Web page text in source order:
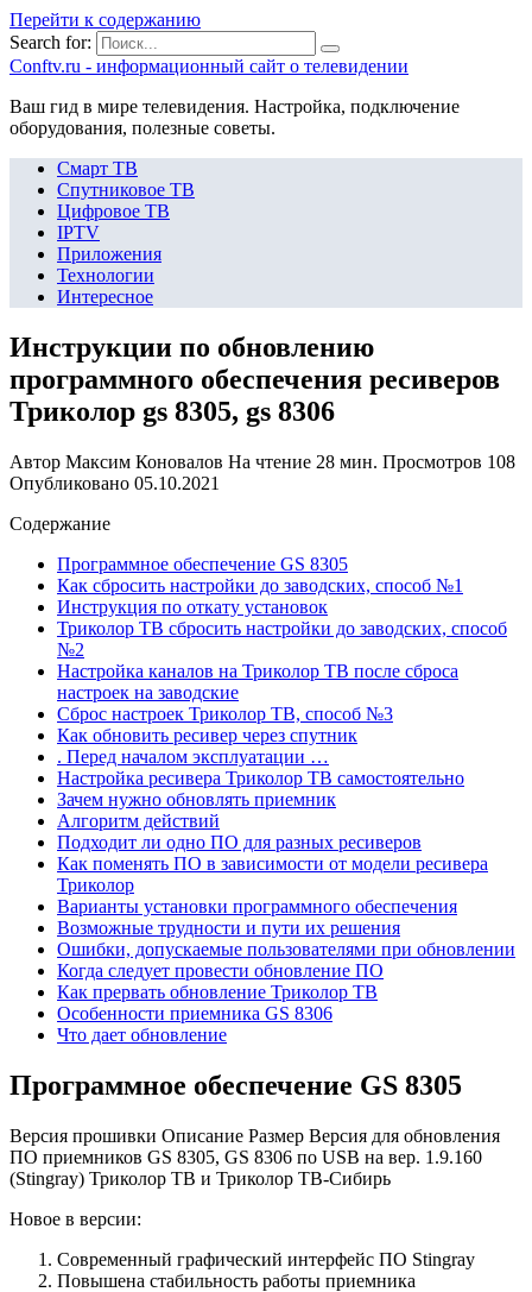
Перейти к содержанию
Search for:
Сonftv.ru - информационный сайт о телевидении
Ваш гид в мире телевидения. Настройка, подключение
оборудования, полезные советы.
Смарт ТВ
Спутниковое ТВ
Цифровое ТВ
IPTV
Приложения
Технологии
Интересное
Инструкции по обновлению
программного обеспечения ресиверов
Триколор gs 8305, gs 8306
Автор Максим Коновалов На чтение 28 мин. Просмотров 108
Опубликовано 05.10.2021
Содержание
Программное обеспечение GS 8305
Как сбросить настройки до заводских, способ №1
Инструкция по откату установок
Триколор ТВ сбросить настройки до заводских, способ
№2
Настройка каналов на Триколор ТВ после сброса
настроек на заводские
Сброс настроек Триколор ТВ, способ №3
Как обновить ресивер через спутник
. Перед началом эксплуатации …
Настройка ресивера Триколор ТВ самостоятельно
Зачем нужно обновлять приемник
Алгоритм действий
Подходит ли одно ПО для разных ресиверов
Как поменять ПО в зависимости от модели ресивера
Триколор
Варианты установки программного обеспечения
Возможные трудности и пути их решения
Ошибки, допускаемые пользователями при обновлении
Когда следует провести обновление ПО
Как прервать обновление Триколор ТВ
Особенности приемника GS 8306
Что дает обновление
Программное обеспечение GS 8305
Версия прошивки Описание Размер Версия для обновления
ПО приемников GS 8305, GS 8306 по USB на вер. 1.9.160
(Stingray) Триколор ТВ и Триколор ТВ-Сибирь
Новое в версии:
Современный графический интерфейс ПО Stingray
Повышена стабильность работы приемника